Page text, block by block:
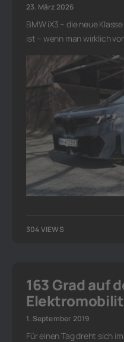
23. März 2026
BMW iX3 – die neue
ist – wenn man wirklich
304 VIEWS
163 Grad auf
1. September 2019
Für einen Tag dreht sich